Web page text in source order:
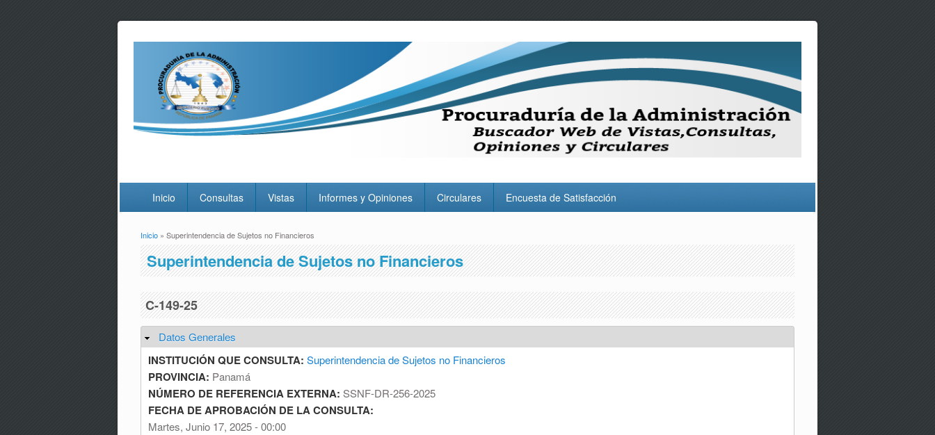
Inicio Consultas Vistas Informes y Opiniones Circulares Encuesta de Satisfacción
Usted está aquí
Inicio » Superintendencia de Sujetos no Financieros
Superintendencia de Sujetos no Financieros
C-149-25
Ocultar
Datos Generales
INSTITUCIÓN QUE CONSULTA: Superintendencia de Sujetos no Financieros
PROVINCIA: Panamá
NÚMERO DE REFERENCIA EXTERNA: SSNF-DR-256-2025
FECHA DE APROBACIÓN DE LA CONSULTA:
Martes, Junio 17, 2025 - 00:00